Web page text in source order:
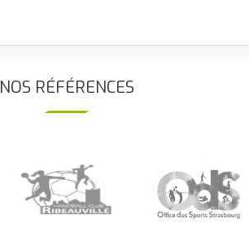
NOS RÉFÉRENCES